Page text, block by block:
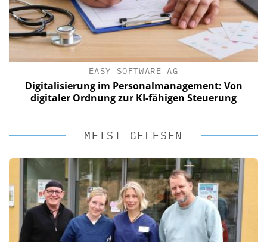
EASY SOFTWARE AG
Digitalisierung im Personalmanagement: Von
digitaler Ordnung zur KI-fähigen Steuerung
MEIST GELESEN